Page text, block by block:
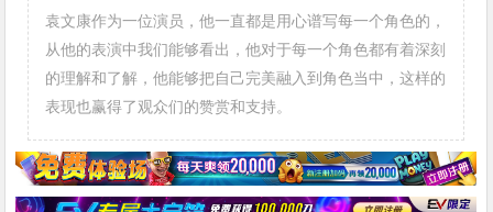
袁文康作为一位演员，他一直都是用心谱写每一个角色的，
从他的表演中我们能够看出，他对于每一个角色都有着深刻
的理解和了解，他能够把自己完美融入到角色当中，这样的
表现也赢得了观众们的赞赏和支持。